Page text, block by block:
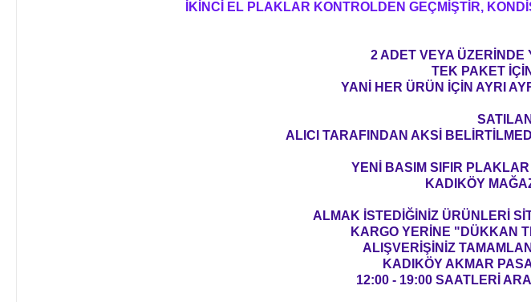
İKİNCİ EL PLAKLAR KONTROLDEN GEÇMİŞTİR,
2 ADET VEYA ÜZERİNDE
TEK PAKET
YANİ HER ÜRÜN İÇİN AYRI
ALICI TARAFINDAN AKSİ
YENİ BASIM SIFIR
KADIKÖY
ALMAK İSTEDİĞİNİZ ÜRÜNLERİ
KARGO YERİNE "DÜKKAN
ALIŞVERİŞİNİZ
KADIKÖY AKMAR
12:00 - 19:00 SAATLERİ